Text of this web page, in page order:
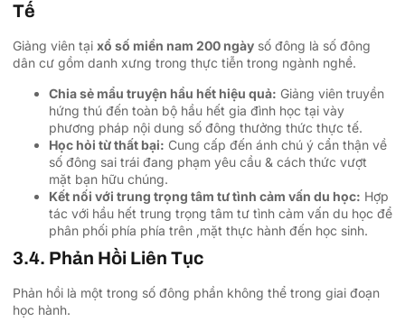
Tế
Giảng viên tại xổ số miền nam 200 ngày số đông là số đông
dân cư gồm danh xưng trong thực tiễn trong ngành nghề.
Chia sẻ mẩu truyện hầu hết hiệu quả: Giảng viên truyền
hứng thú đến toàn bộ hầu hết gia đình học tại vày
phương pháp nội dung số đông thưởng thức thực tế.
Học hỏi từ thất bại: Cung cấp đến ánh chú ý cẩn thận về
số đông sai trái đang phạm yêu cầu & cách thức vượt
mặt bạn hữu chúng.
Kết nối với trung trọng tâm tư tình cảm vấn du học: Hợp
tác với hầu hết trung trọng tâm tư tình cảm vấn du học để
phân phối phía phía trên ,mặt thực hành đến học sinh.
3.4. Phản Hồi Liên Tục
Phản hồi là một trong số đông phần không thể trong giai đoạn
học hành.